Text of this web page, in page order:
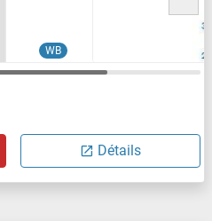
WB
Détails